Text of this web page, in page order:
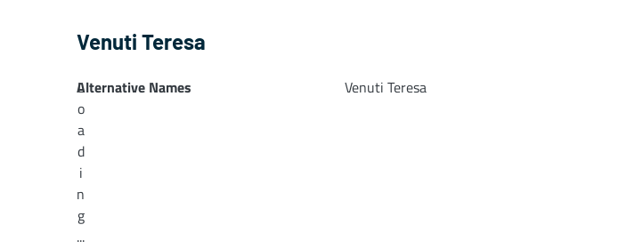
Venuti Teresa
L
o
a
d
i
n
g
...
Alternative Names Venuti Teresa